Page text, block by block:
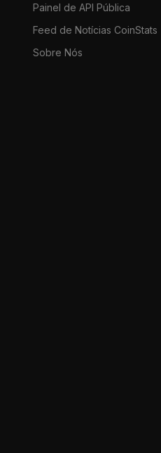
Painel de API Pública
Feed de Notícias CoinStats
Sobre Nós